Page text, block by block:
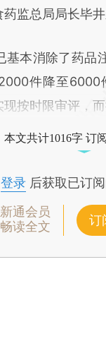
监总局局长毕
本消除了药品
件降至6000
按时限审评，
本文共计1016字 订
登录后获取已订
通会员
读全文
订